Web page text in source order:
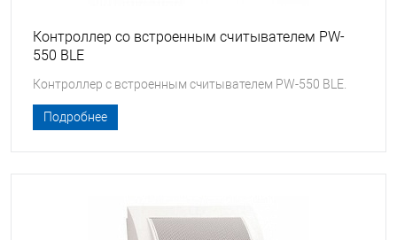
Контроллер со встроенным считывателем PW-
550 BLE
Контроллер с встроенным считывателем PW-550 BLE.
Подробнее